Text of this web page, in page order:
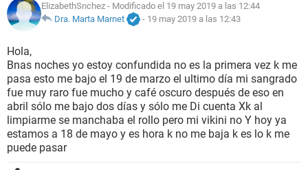
NUTRICIÓN
BIENESTAR
SEXUALIDAD
GLOSARIO
ElizabethSnchez - Modificado el 19 may 2019 a las 12:44
Dra. Marta Marnet
- 19 may 2019 a las 12:43
Hola,
Bnas noches yo estoy confundida no es la primera vez k me
pasa esto me bajo el 19 de marzo el ultimo día mi sangrado
fue muy raro fue mucho y café oscuro después de eso en
abril sólo me bajo dos días y sólo me Di cuenta Xk al
limpiarme se manchaba el rollo pero mi vikini no Y hoy ya
estamos a 18 de mayo y es hora k no me baja k es lo k me
puede pasar